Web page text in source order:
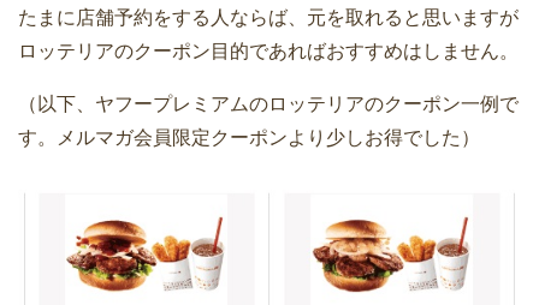
たまに店舗予約をする人ならば、元を取れると思いますが
ロッテリアのクーポン目的であればおすすめはしません。
（以下、ヤフープレミアムのロッテリアのクーポン一例で
す。メルマガ会員限定クーポンより少しお得でした）